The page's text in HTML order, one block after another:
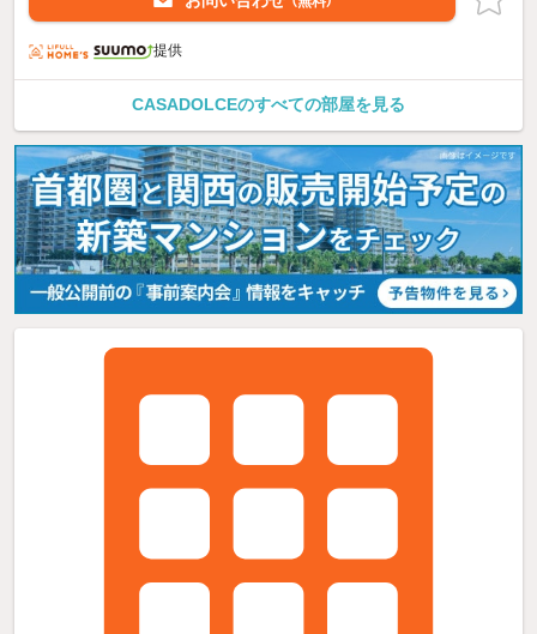
提供
CASADOLCEのすべての部屋を見る